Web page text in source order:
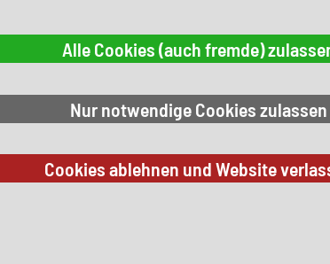
Metallic
(Touchscreen, Bluetooth, USB)